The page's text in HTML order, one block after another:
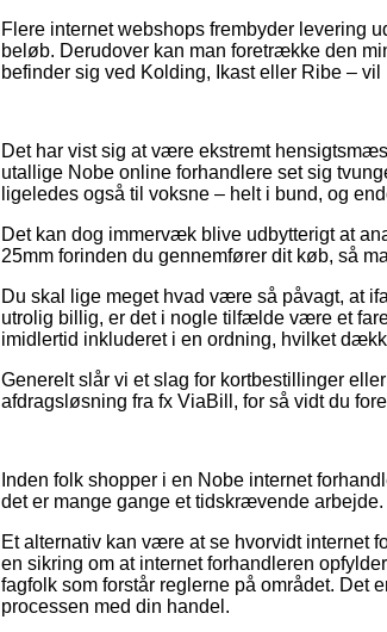
Flere internet webshops frembyder levering
beløb. Derudover kan man foretrække den
befinder sig ved Kolding, Ikast eller Ribe –
Det har vist sig at være ekstremt
utallige Nobe online forhandlere set sig
ligeledes også til voksne – helt i bund, og
Det kan dog immervæk blive udbytterigt at
25mm forinden du gennemfører dit køb, så
Du skal lige meget hvad være så påvagt, at
utrolig billig, er det i nogle tilfælde være et
imidlertid inkluderet i en ordning, hvilket
Generelt slår vi et slag for kortbestillinger
afdragsløsning fra fx ViaBill, for så vidt du
Inden folk shopper i en Nobe internet
det er mange gange et tidskrævende arbejde.
Et alternativ kan være at se hvorvidt internet
en sikring om at internet forhandleren
fagfolk som forstår reglerne på området.
processen med din handel.